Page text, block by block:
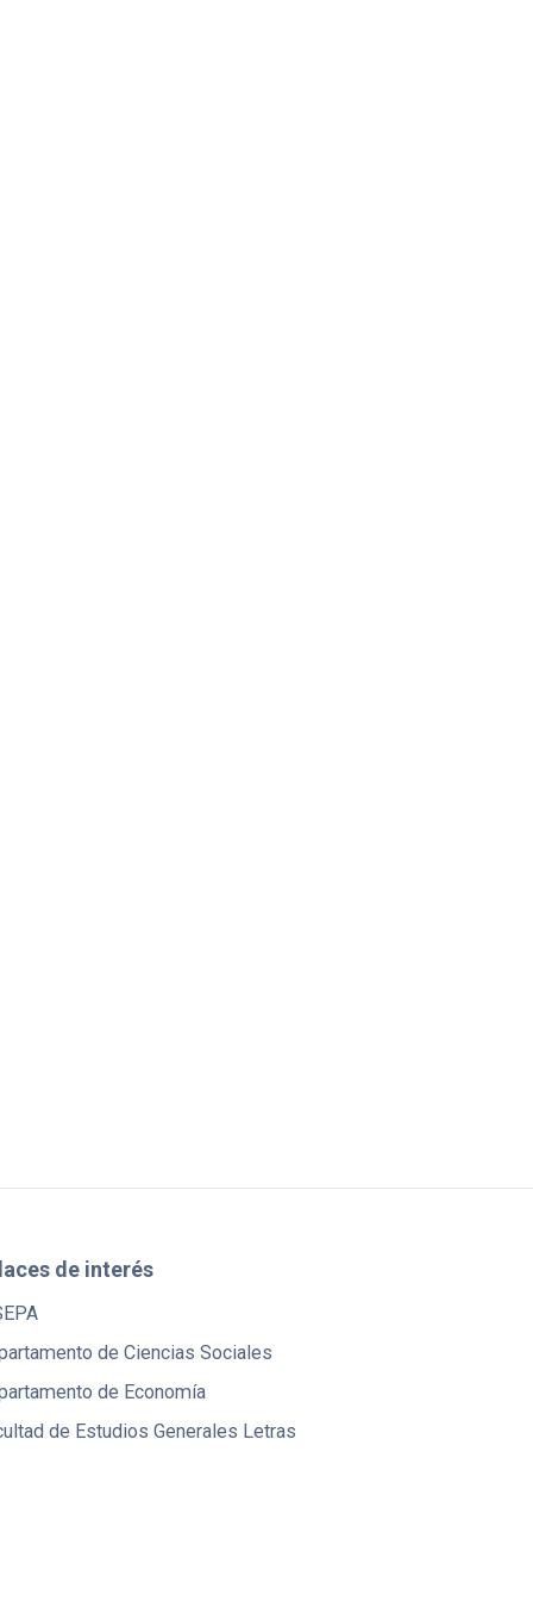
de interés
de Ciencias Sociales
de Economía
de Estudios Generales Letras